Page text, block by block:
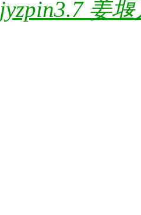
jyzpin3.7 姜